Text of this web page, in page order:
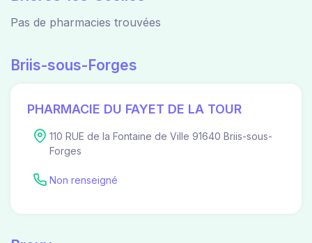
Pas de pharmacies trouvées
Briis-sous-Forges
PHARMACIE DU FAYET DE LA TOUR
110 RUE de la Fontaine de Ville 91640 Briis-sous-
Forges
Non renseigné